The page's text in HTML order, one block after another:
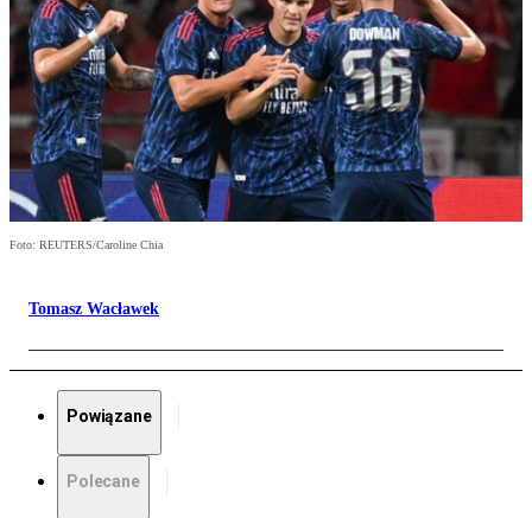
Foto: REUTERS/Caroline Chia
Tomasz Wacławek
Powiązane
Polecane